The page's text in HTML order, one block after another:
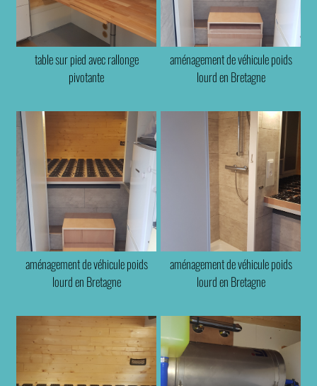
table sur pied avec rallonge
pivotante
aménagement de véhicule poids
lourd en Bretagne
aménagement de véhicule poids
lourd en Bretagne
aménagement de véhicule poids
lourd en Bretagne